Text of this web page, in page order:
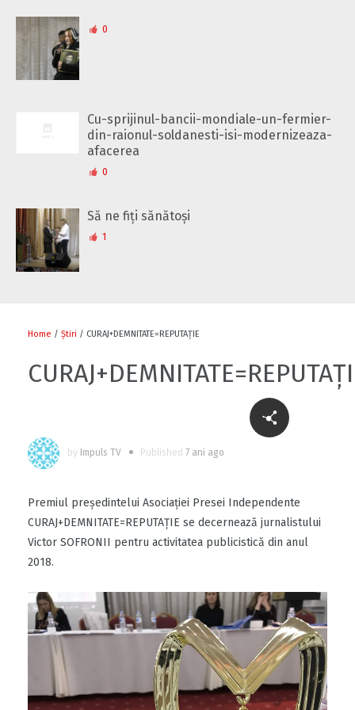
0
Cu-sprijinul-bancii-mondiale-un-fermier-
din-raionul-soldanesti-isi-modernizeaza-
afacerea
0
Să ne fiți sănătoși
1
Home / Știri / CURAJ+DEMNITATE=REPUTAȚIE
by Impuls TV Published 7 ani ago
Premiul președintelui Asociației Presei Independente
CURAJ+DEMNITATE=REPUTAȚIE se decernează jurnalistului
Victor SOFRONII pentru activitatea publicistică din anul
2018.